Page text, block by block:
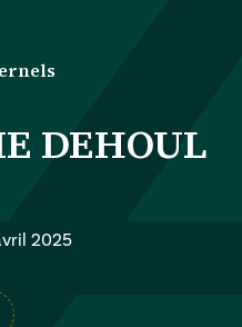
DEHOUL
2025